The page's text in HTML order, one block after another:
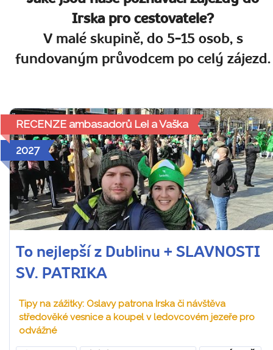
Irska pro cestovatele?
V malé skupině, do 5-15 osob, s
fundovaným průvodcem po celý zájezd.
RECENZE ambasadorů Lei a Vaška
2027
To nejlepší z Dublinu + SLAVNOSTI
SV. PATRIKA
Tipy na zážitky: Oslavy patrona Irska či návštěva
středověké vesnice a koupel v ledovcovém jezeře pro
odvážné